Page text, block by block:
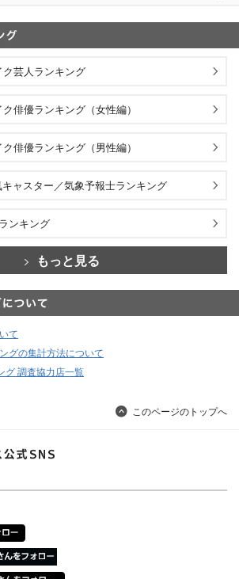
芸人ランキング
俳優ランキング（女性編）
俳優ランキング（男性編）
ャスター／気象予報士ランキング
ンキング
もっと見る
て
グの集計方法について
グ 調査協力店一覧
このページのトップへ